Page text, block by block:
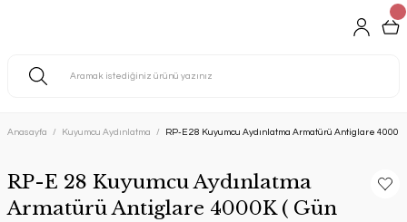
Anasayfa Kuyumcu Aydınlatma RP-E 28 Kuyumcu Aydınlatma Armatürü Antiglare 4000K
RP-E 28 Kuyumcu Aydınlatma
Armatürü Antiglare 4000K ( Gün